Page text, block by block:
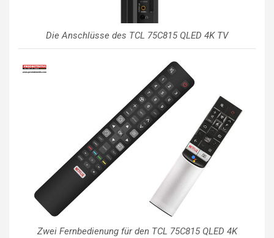
Die Anschlüsse des TCL 75C815 QLED 4K TV
Zwei Fernbedienung für den TCL 75C815 QLED 4K